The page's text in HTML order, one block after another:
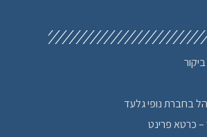
בחברת נופי גלעד
– כרטא פרינט